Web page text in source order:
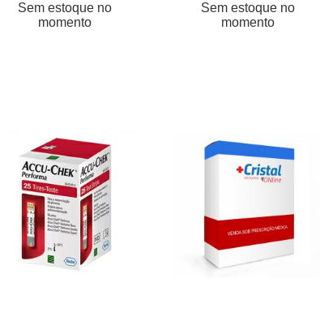
Sem estoque no
momento
Sem estoque no
momento